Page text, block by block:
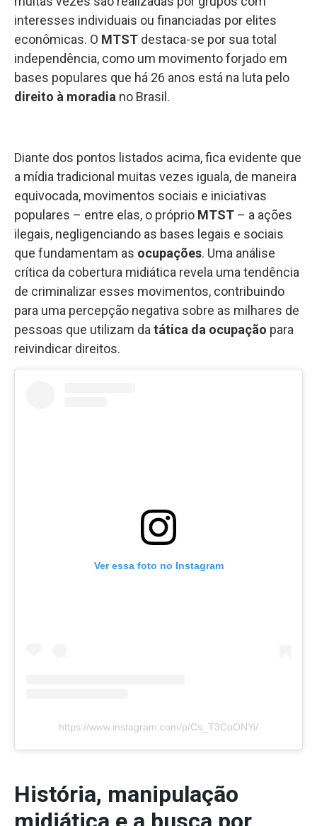
interesses individuais ou financiadas por elites
econômicas. O MTST destaca-se por sua total
independência, como um movimento forjado em
bases populares que há 26 anos está na luta pelo
direito à moradia no Brasil.
Diante dos pontos listados acima, fica evidente que
a mídia tradicional muitas vezes iguala, de maneira
equivocada, movimentos sociais e iniciativas
populares – entre elas, o próprio MTST – a ações
ilegais, negligenciando as bases legais e sociais
que fundamentam as ocupações. Uma análise
crítica da cobertura midiática revela uma tendência
de criminalizar esses movimentos, contribuindo
para uma percepção negativa sobre as milhares de
pessoas que utilizam datática da ocupação para
reivindicar direitos.
Ver essa foto no Instagram
https://www.instagram.com/p/Cs_T3CoONYi/
História, manipulação